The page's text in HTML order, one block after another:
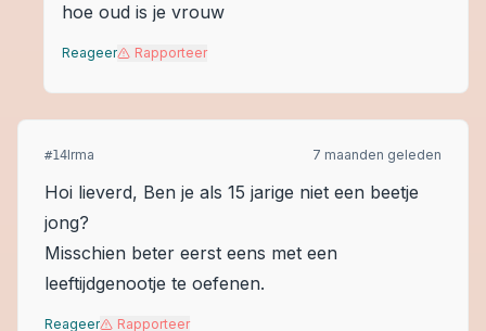
hoe oud is je vrouw
Reageer Rapporteer
#14Irma 7 maanden geleden
Hoi lieverd, Ben je als 15 jarige niet een beetje
jong?
Misschien beter eerst eens met een
leeftijdgenootje te oefenen.
Reageer Rapporteer